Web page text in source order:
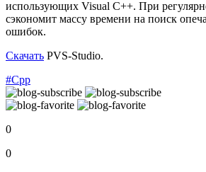
использующих Visual C++. При
сэкономит массу времени на поиск
ошибок.
Скачать PVS-Studio.
#Cpp
0
0